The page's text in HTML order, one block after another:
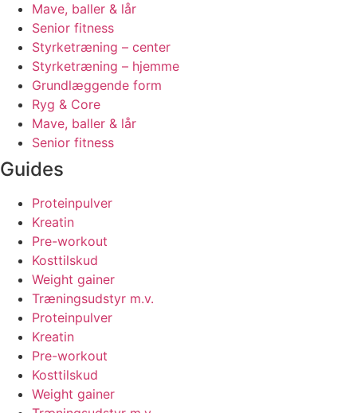
Mave, baller & lår
Senior fitness
Styrketræning – center
Styrketræning – hjemme
Grundlæggende form
Ryg & Core
Mave, baller & lår
Senior fitness
Guides
Proteinpulver
Kreatin
Pre-workout
Kosttilskud
Weight gainer
Træningsudstyr m.v.
Proteinpulver
Kreatin
Pre-workout
Kosttilskud
Weight gainer